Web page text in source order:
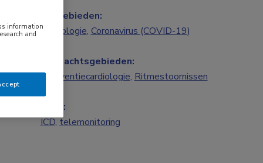
Vakgebieden:
Cardiologie, Coronavirus (COVID-19)
Aandachtsgebieden:
Interventiecardiologie, Ritmestoornissen
Tags:
ICD, telemonitoring
information
and